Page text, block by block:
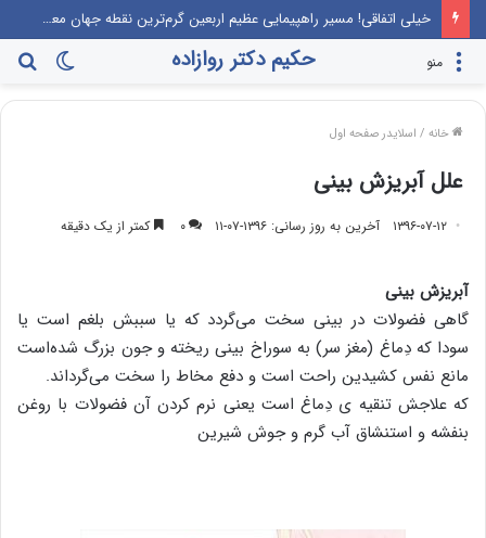
خیلی اتفاقی! مسیر راهپیمایی عظیم اربعین گرم‌ترین نقطه جهان معرفی می‌شود!
تغییر
پوسته
حکیم دکتر روازاده منو
خانه / اسلایدر صفحه اول
علل آبریزش بینی
۱۳۹۶-۰۷-۱۲ آخرین به روز رسانی: ۱۳۹۶-۰۷-۱۱ ۰ کمتر از یک دقیقه
آبریزش بینی
گاهی فضولات در بینی سخت می‌گردد که‌ یا سببش‌ بلغم است یا
سودا که دِماغ (مغز سر) به سوراخ بینی ریخته و جون بزرگ شده‌است
مانع نفس کشیدین راحت است و دفع مخاط را سخت می‌گرداند.
که‌ علاجش‌ تنقیه ی دِماغ است یعنی‌ نرم کردن آن فضولات با روغن
بنفشه و استنشاق آب گرم و جوش شیرین